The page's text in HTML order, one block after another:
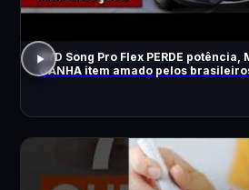
BYD Song Pro Flex PERDE potência,
GANHA item amado pelos